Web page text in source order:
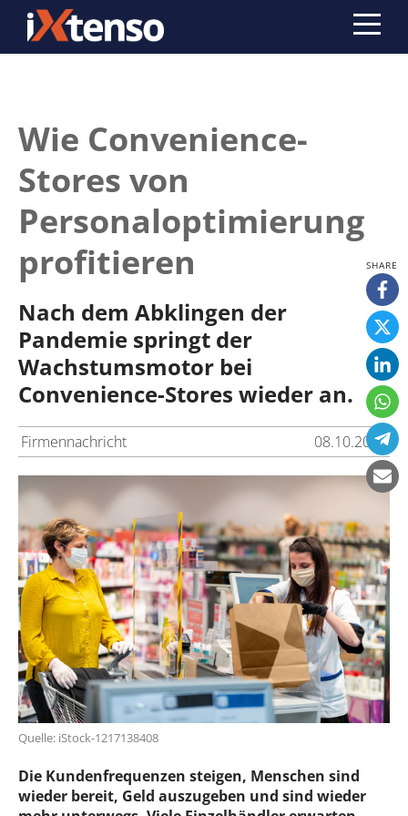
Wie Convenience-
Stores von
Personaloptimierung
profitieren
Nach dem Abklingen der
Pandemie springt der
Wachstumsmotor bei
Convenience-Stores wieder an.
Firmennachricht 08.10.2021
Quelle: iStock-1217138408
Die Kundenfrequenzen steigen, Menschen sind
wieder bereit, Geld auszugeben und sind wieder